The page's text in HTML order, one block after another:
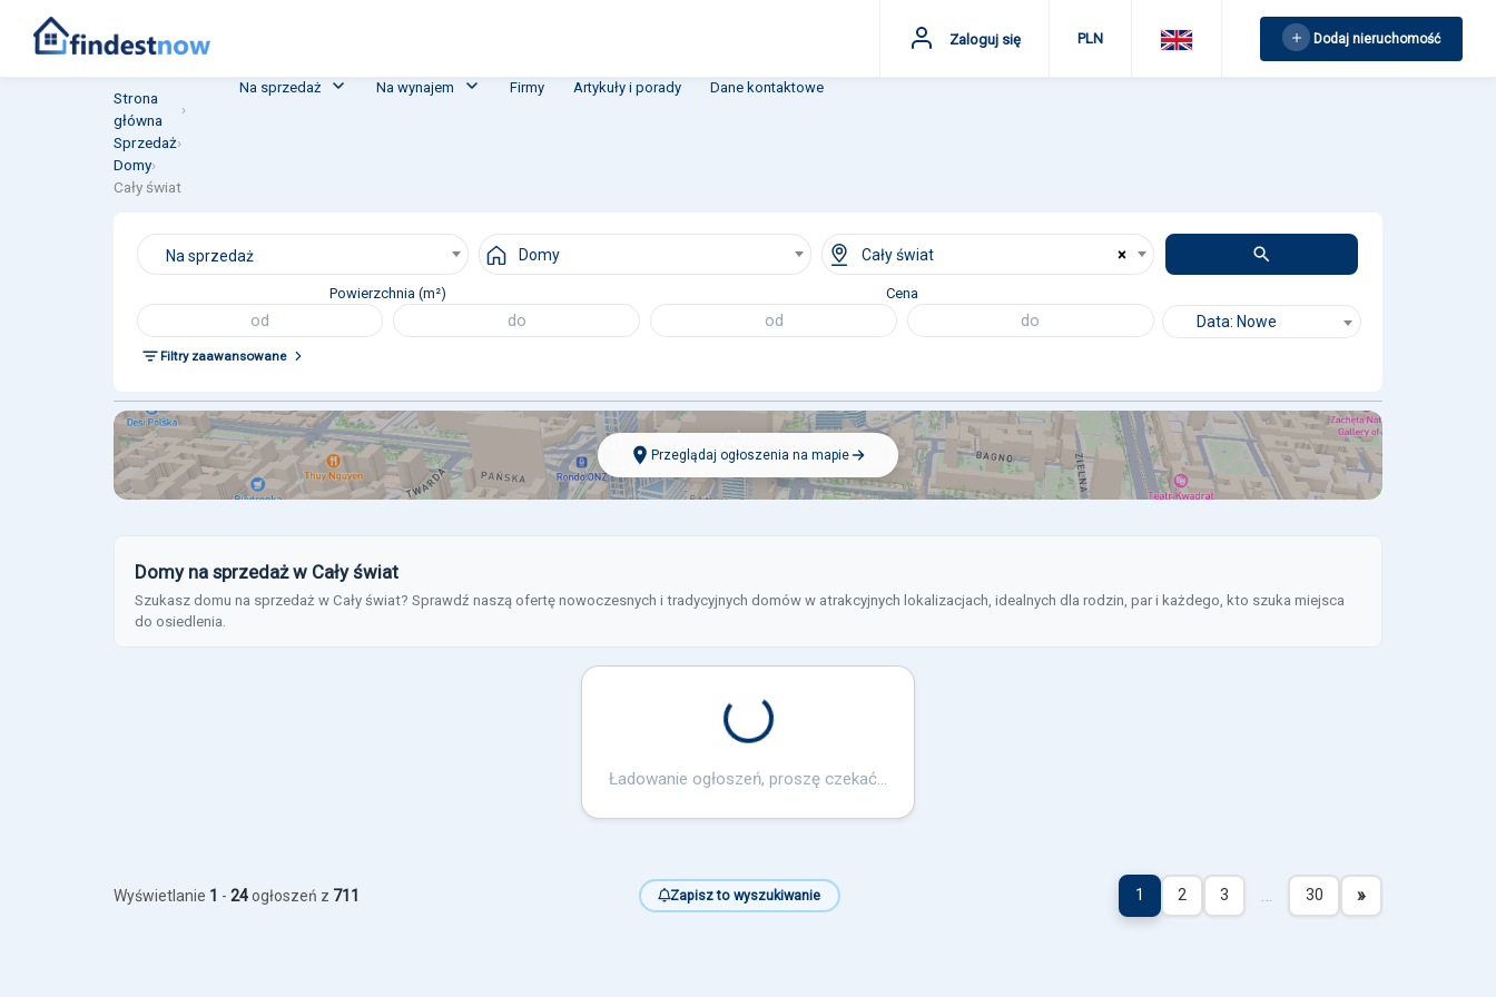
Dodaj nieruchomość
PLN
Zaloguj się
Na sprzedaż Na wynajem Firmy Artykuły i porady Dane kontaktowe
Strona
główna
›
Sprzedaż›
Domy›
Cały świat
Na sprzedaż Domy ×
Cały świat
Powierzchnia (m²) Cena
Filtry zaawansowane
Data: Nowe
Przeglądaj ogłoszenia na mapie
Domy na sprzedaż w Cały świat
Szukasz domu na sprzedaż w Cały świat? Sprawdź naszą ofertę nowoczesnych i tradycyjnych domów w atrakcyjnych lokalizacjach, idealnych dla rodzin, par i każdego, kto szuka miejsca
do osiedlenia.
Loading...
Ładowanie ogłoszeń, proszę czekać...
Wyświetlanie 1 - 24ogłoszeń z 711 Zapisz to wyszukiwanie 1 2 3 … 30 »